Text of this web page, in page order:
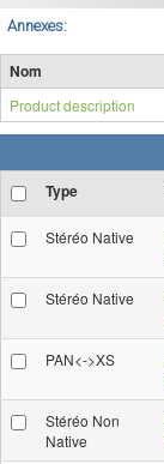
Annexes:
Nom
Product description
Type
Stéréo Native
Stéréo Native
PAN<->XS
Stéréo Non
Native